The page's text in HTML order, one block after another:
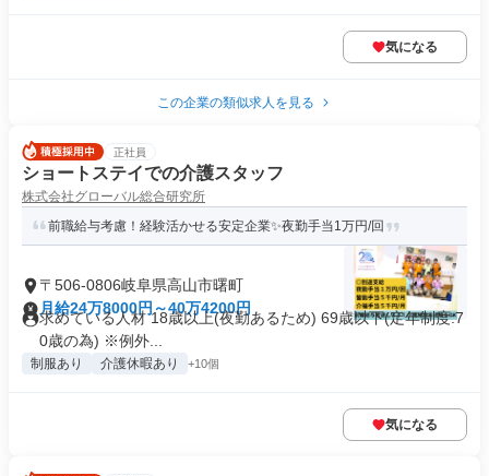
気になる
この企業の類似求人を見る
正社員
ショートステイでの介護スタッフ
株式会社グローバル総合研究所
前職給与考慮！経験活かせる安定企業✨️夜勤手当1万円/回
〒506-0806岐阜県高山市曙町
月給24万8000円～40万4200円
求めている人材 18歳以上(夜勤あるため) 69歳以下(定年制度:7
0歳の為) ※例外...
制服あり 介護休暇あり +10個
気になる